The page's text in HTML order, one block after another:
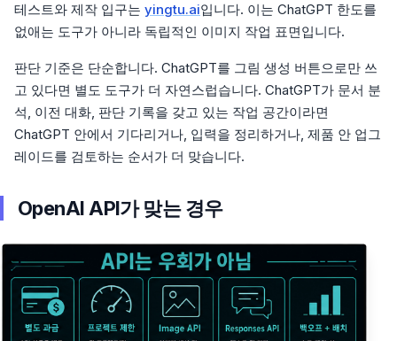
테스트와 제작 입구는 yingtu.ai입니다. 이는 ChatGPT 한도를
없애는 도구가 아니라 독립적인 이미지 작업 표면입니다.
판단 기준은 단순합니다. ChatGPT를 그림 생성 버튼으로만 쓰
고 있다면 별도 도구가 더 자연스럽습니다. ChatGPT가 문서 분
석, 이전 대화, 판단 기록을 갖고 있는 작업 공간이라면
ChatGPT 안에서 기다리거나, 입력을 정리하거나, 제품 안 업그
레이드를 검토하는 순서가 더 맞습니다.
OpenAI API가 맞는 경우